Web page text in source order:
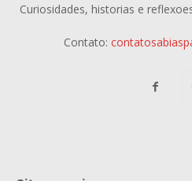
Curiosidades, historias e
Contato: